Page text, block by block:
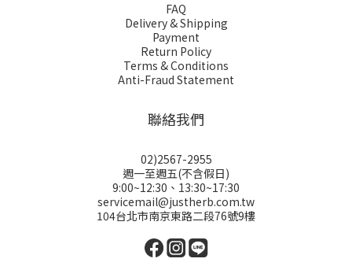
FAQ
Delivery & Shipping
Payment
Return Policy
Terms & Conditions
Anti-Fraud Statement
聯絡我們
02)2567-2955
週一至週五(不含假日)
9:00~12:30、13:30~17:30
servicemail@justherb.com.tw
104台北市南京東路二段76號9樓